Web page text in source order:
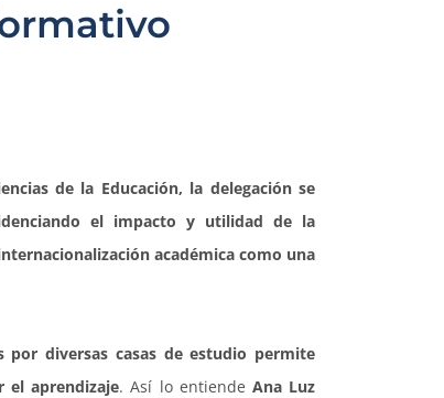
de la Educación, la delegación se
el impacto y utilidad de la
académica como una
por diversas casas de estudio permite
el aprendizaje. Así lo entiende Ana Luz